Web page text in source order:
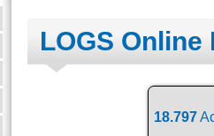
LOGS Online
18.797